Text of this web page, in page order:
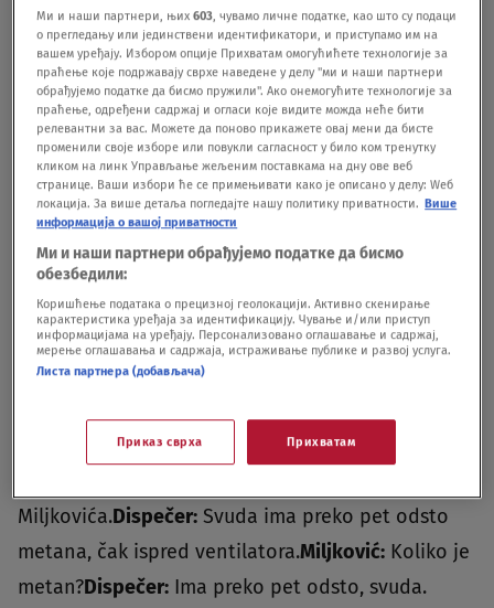
ćemo da ih iznesemo napolje? Ne možemo sami
da izvučemo sve, bre. Kako ih nije sramota, bre?
Dispečer potom poziva nadređene i govori da je
nalog da svi dođu u rudnik.Razgovor između
dispečera sa zaposlenima u rudniku "Soko" trajao
je oko 40 minuta, a portal Nova.rs objavljuje
delove.
Miljkovića.Dispečer: Svuda ima preko pet odsto
metana, čak ispred ventilatora.Miljković: Koliko je
metan?Dispečer: Ima preko pet odsto, svuda.
Ми и наши партнери, њих603, чувамо личне податке, као што су подаци
о прегледању или јединствени идентификатори, и приступамо им на
вашем уређају. Избором опције Прихватам омогућићете технологије за
праћење које подржавају сврхе наведене у делу "ми и наши партнери
обрађујемо податке да бисмо пружили". Ако онемогућите технологије за
праћење, одређени садржај и огласи које видите можда неће бити
релевантни за вас. Можете да поново прикажете овај мени да бисте
променили своје изборе или повукли сагласност у било ком тренутку
кликом на линк Управљање жељеним поставкама на дну ове веб
странице. Ваши избори ће се примењивати како је описано у делу: Wеб
локација. За више детаља погледајте нашу политику приватности. Више
информација о вашој приватности
Ми и наши партнери обрађујемо податке да бисмо
обезбедили:
Коришћење података о прецизној геолокацији. Активно скенирање
карактеристика уређаја за идентификацију. Чување и/или приступ
информацијама на уређају. Персонализовано оглашавање и садржај,
мерење оглашавања и садржаја, истраживање публике и развој услуга.
Листа партнера (добављача)
Приказ сврха Прихватам